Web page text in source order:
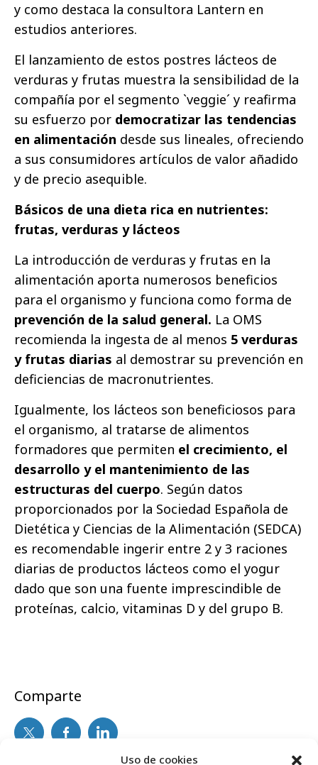
Uso de cookies
y como destaca la consultora Lantern en
estudios anteriores.
El lanzamiento de estos postres lácteos de
verduras y frutas muestra la sensibilidad de la
compañía por el segmento `veggie´ y reafirma
su esfuerzo por democratizar las tendencias
en alimentación desde sus lineales, ofreciendo
a sus consumidores artículos de valor añadido
y de precio asequible.
Básicos de una dieta rica en nutrientes:
frutas, verduras y lácteos
La introducción de verduras y frutas en la
alimentación aporta numerosos beneficios
para el organismo y funciona como forma de
prevención de la salud general. La OMS
recomienda la ingesta de al menos 5 verduras
y frutas diarias al demostrar su prevención en
deficiencias de macronutrientes.
Igualmente, los lácteos son beneficiosos para
el organismo, al tratarse de alimentos
formadores que permiten el crecimiento, el
desarrollo y el mantenimiento de las
estructuras del cuerpo. Según datos
proporcionados por la Sociedad Española de
Dietética y Ciencias de la Alimentación (SEDCA)
es recomendable ingerir entre 2 y 3 raciones
diarias de productos lácteos como el yogur
dado que son una fuente imprescindible de
proteínas, calcio, vitaminas D y del grupo B.
Comparte